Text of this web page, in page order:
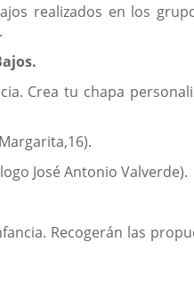
realizados en los
Crea tu chapa
José Antonio Valverde).
Recogerán las